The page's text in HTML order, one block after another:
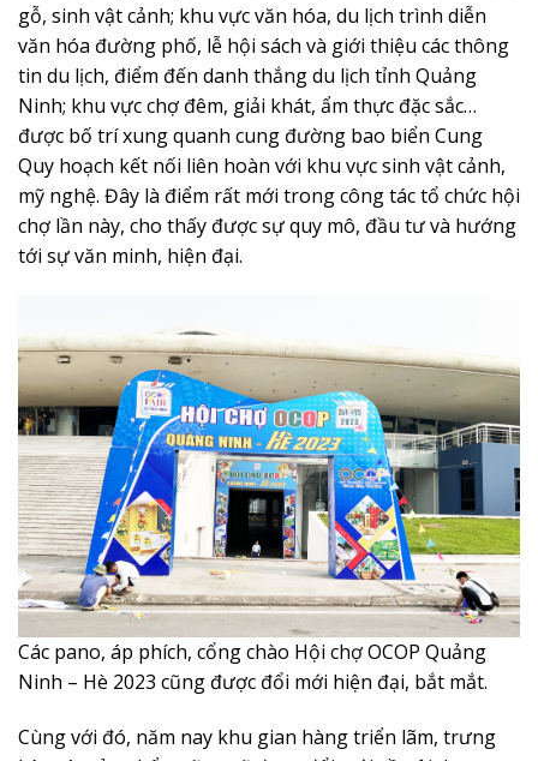
gỗ, sinh vật cảnh; khu vực văn hóa, du lịch trình diễn
văn hóa đường phố, lễ hội sách và giới thiệu các thông
tin du lịch, điểm đến danh thắng du lịch tỉnh Quảng
Ninh; khu vực chợ đêm, giải khát, ẩm thực đặc sắc…
được bố trí xung quanh cung đường bao biển Cung
Quy hoạch kết nối liên hoàn với khu vực sinh vật cảnh,
mỹ nghệ. Đây là điểm rất mới trong công tác tổ chức hội
chợ lần này, cho thấy được sự quy mô, đầu tư và hướng
tới sự văn minh, hiện đại.
Các pano, áp phích, cổng chào Hội chợ OCOP Quảng
Ninh – Hè 2023 cũng được đổi mới hiện đại, bắt mắt.
Cùng với đó, năm nay khu gian hàng triển lãm, trưng